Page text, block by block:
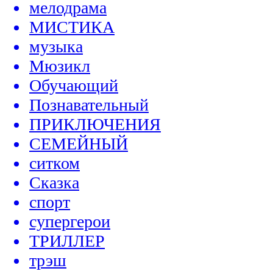
мелодрама
МИСТИКА
музыка
Мюзикл
Обучающий
Познавательный
ПРИКЛЮЧЕНИЯ
СЕМЕЙНЫЙ
ситком
Сказка
спорт
супергерои
ТРИЛЛЕР
трэш